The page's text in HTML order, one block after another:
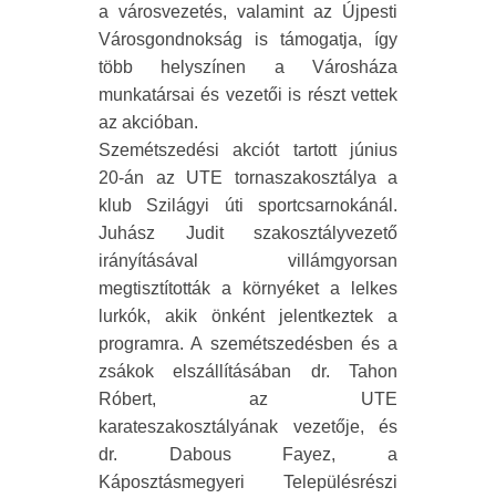
a városvezetés, valamint az Újpesti
Városgondnokság is támogatja, így
több helyszínen a Városháza
munkatársai és vezetői is részt vettek
az akcióban.
Szemétszedési akciót tartott június
20-án az UTE tornaszakosztálya a
klub Szilágyi úti sportcsarnokánál.
Juhász Judit szakosztályvezető
irányításával villámgyorsan
megtisztították a környéket a lelkes
lurkók, akik önként jelentkeztek a
programra. A szemétszedésben és a
zsákok elszállításában dr. Tahon
Róbert, az UTE
karateszakosztályának vezetője, és
dr. Dabous Fayez, a
Káposztásmegyeri Településrészi